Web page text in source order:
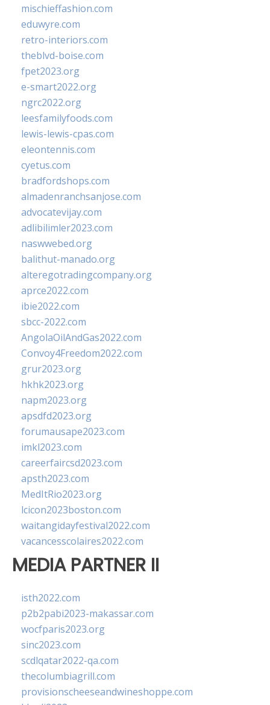
mischieffashion.com
eduwyre.com
retro-interiors.com
theblvd-boise.com
fpet2023.org
e-smart2022.org
ngrc2022.org
leesfamilyfoods.com
lewis-lewis-cpas.com
eleontennis.com
cyetus.com
bradfordshops.com
almadenranchsanjose.com
advocatevijay.com
adlibilimler2023.com
naswwebed.org
balithut-manado.org
alteregotradingcompany.org
aprce2022.com
ibie2022.com
sbcc-2022.com
AngolaOilAndGas2022.com
Convoy4Freedom2022.com
grur2023.org
hkhk2023.org
napm2023.org
apsdfd2023.org
forumausape2023.com
imkl2023.com
careerfaircsd2023.com
apsth2023.com
MedItRio2023.org
lcicon2023boston.com
waitangidayfestival2022.com
vacancesscolaires2022.com
MEDIA PARTNER II
isth2022.com
p2b2pabi2023-makassar.com
wocfparis2023.org
sinc2023.com
scdlqatar2022-qa.com
thecolumbiagrill.com
provisionscheeseandwineshoppe.com